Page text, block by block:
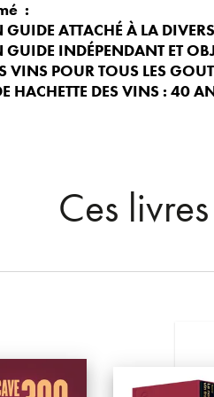
:
GUIDEATTACHÉ À LA
GUIDE INDÉPENDANT ET
VINS POUR TOUS LES
HACHETTE DES VINS : 40
Ces